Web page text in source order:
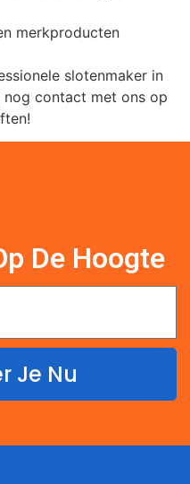
merkproducten
slotenmaker in
nog contact met ons op
De Hoogte
Je Nu